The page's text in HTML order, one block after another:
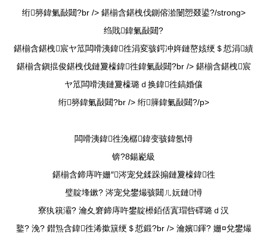
绗簩鍏氭敮閮?br /> 鍖椾含鍖栧伐鍘傛湁闄愬叕鍙?/strong>
绉戝鍏氭敮閮?
鍖椾含鍖栧宸ヤ笟闆嗗洟鍏徃涓変骇鍔冲姩鏈嶅姟绠＄悊涓績
鍖椾含鎭掍俊鍖栧伐鏈夐檺鍏徃鍏氭敮閮?br /> 鍖椾含鍖栧宸
ヤ笟闆嗗洟鏈夐檺璐ｄ换鍏徃鎬婚儴
绗簩鍏氭敮閮?br /> 绗簲鍏氭敮閮?/p>
闆嗗洟鍏徃浼樼鍏变骇鍏氬憳
锛?8鍚嶏級
鍖椾含鍗庤吘姗″涔宠兌鍒跺搧鏈夐檺鍏徃
璧靛埄鏉? 涔宠兌鐢熶骇閮ㄦ妧鏈憳
寮犱簯灞? 瀹夊窘鍗庤吘鐢靛櫒銆佸寘瑁呰礋璐ｄ汉
鐜? 浼? 鐟炰含鍏徃浠撳簱绠＄悊鍛?br /> 瀹嬪鍕? 姗¤兌鐢熶